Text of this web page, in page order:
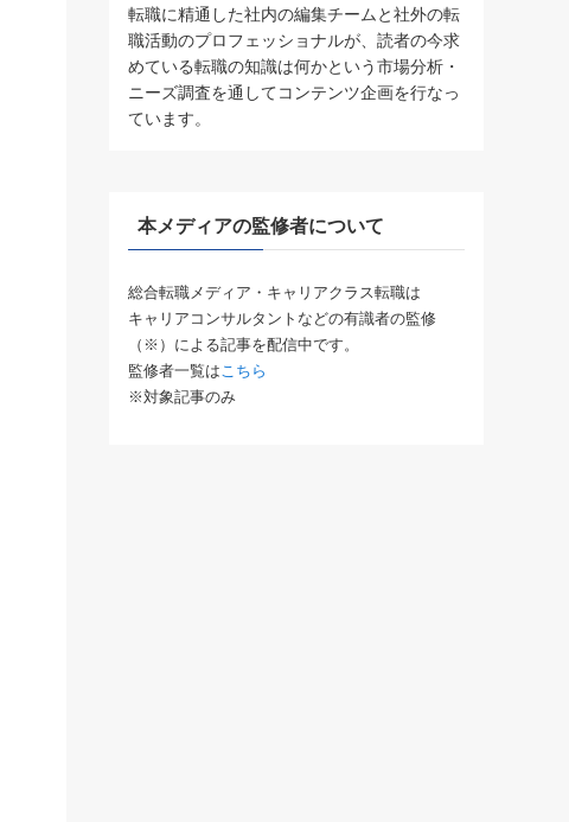
転職に精通した社内の編集チームと社外の転
職活動のプロフェッショナルが、読者の今求
めている転職の知識は何かという市場分析・
ニーズ調査を通してコンテンツ企画を行なっ
ています。
本メディアの監修者について
総合転職メディア・キャリアクラス転職は
キャリアコンサルタントなどの有識者の監修
（※）による記事を配信中です。
監修者一覧はこちら
※対象記事のみ